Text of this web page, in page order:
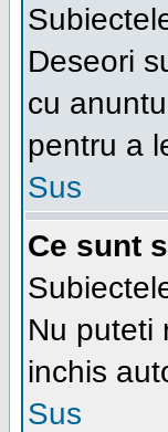
Deseori
cu
pentru a
Sus
Ce sunt
Nu puteti
inchis
Sus